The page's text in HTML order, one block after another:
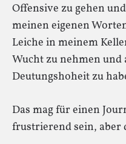
Offensive zu gehen
meinen eigenen
Leiche in meinem
Wucht zu nehmen und
Deutungshoheit zu
Das mag für einen
frustrierend sein, aber